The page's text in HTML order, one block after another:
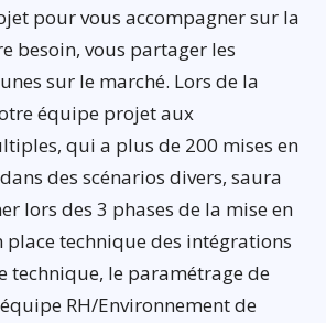
pour vous accompagner sur la
besoin, vous partager les
sur le marché. Lors de la
équipe projet aux
qui a plus de 200 mises en
des scénarios divers, saura
lors des 3 phases de la mise en
place technique des intégrations
technique, le paramétrage de
RH/Environnement de